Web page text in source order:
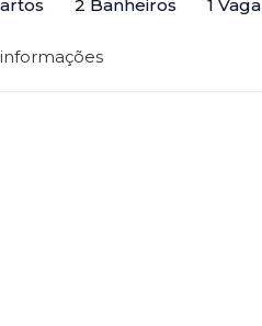
2 Banheiros 1 Vaga